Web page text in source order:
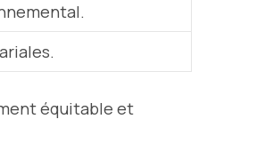
équitable et